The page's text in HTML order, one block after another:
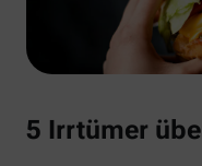
5 Irrtümer